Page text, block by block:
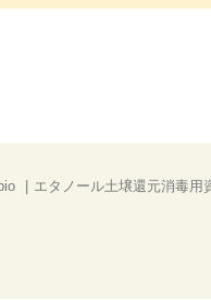
エタノール土壌還元消毒